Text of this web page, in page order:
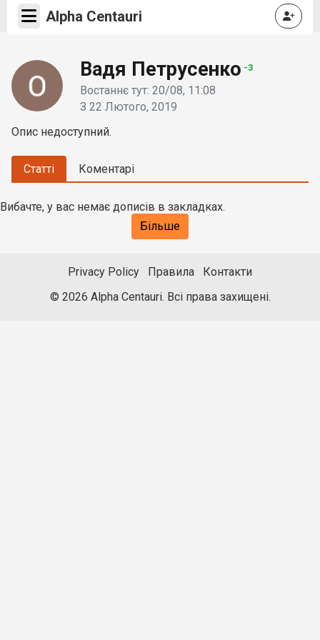
Alpha Centauri
Вадя Петрусенко -3
Востаннє тут: 20/08, 11:08
З 22 Лютого, 2019
Опис недоступний.
Статті Коментарі
Вибачте, у вас немає дописів в закладках.
Більше
Privacy Policy Правила
Контакти
© 2026 Alpha Centauri. Всі права захищені.